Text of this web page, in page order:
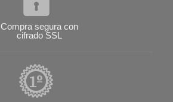
Compra segura con
cifrado SSL